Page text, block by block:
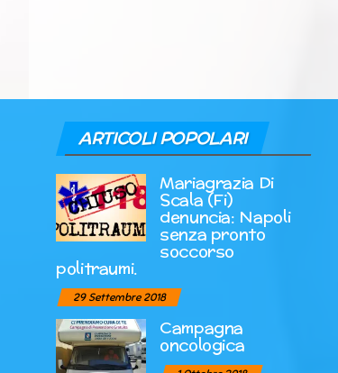
ARTICOLI POPOLARI
Mariagrazia Di
Scala (Fi)
denuncia: Napoli
senza pronto
soccorso
politraumi.
29 Settembre 2018
Campagna
oncologica